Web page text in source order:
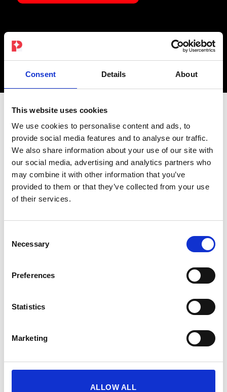
Consent Details About
This website uses cookies
We use cookies to personalise content and ads, to
provide social media features and to analyse our traffic.
We also share information about your use of our site with
our social media, advertising and analytics partners who
may combine it with other information that you’ve
provided to them or that they’ve collected from your use
of their services.
Selection
Necessary
Preferences
Statistics
Marketing
ALLOW ALL
Slik blir du
PEPPER-
affiliate
Å bli med i PEPPERs affiliateprogram er bevisst gjort
enkelt – og samtidig personlig. I fire tydelige steg blir du
ditt med PEPPER.